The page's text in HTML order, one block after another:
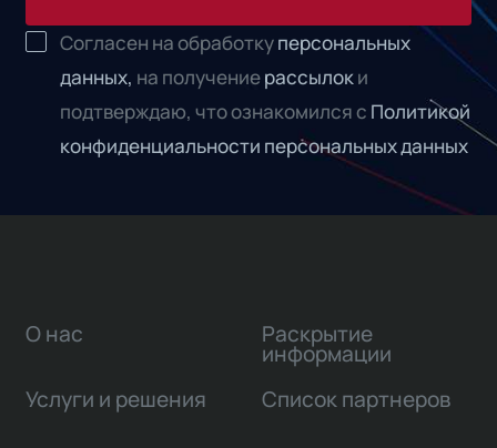
Согласен на обработкуперсональных
данных, на получениерассылоки
подтверждаю, что ознакомился с Политикой
конфиденциальности персональных данных
О нас
Услуги и решения
Раскрытие
информации
Список партнеров